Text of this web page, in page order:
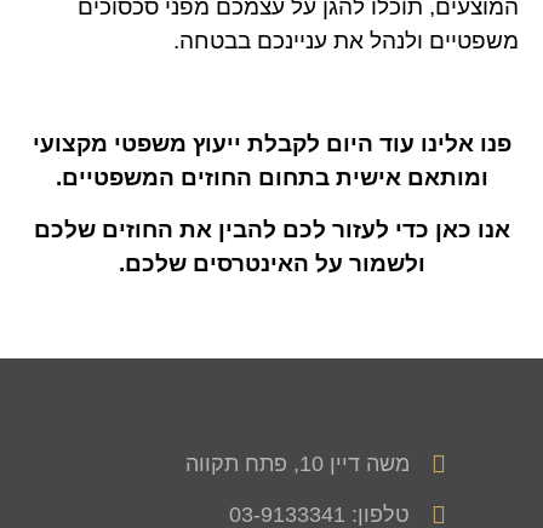
המוצעים, תוכלו להגן על עצמכם מפני סכסוכים
משפטיים ולנהל את עניינכם בבטחה.
פנו אלינו עוד היום לקבלת ייעוץ משפטי מקצועי
ומותאם אישית בתחום החוזים המשפטיים.
אנו כאן כדי לעזור לכם להבין את החוזים שלכם
ולשמור על האינטרסים שלכם.
משה דיין 10, פתח תקווה
טלפון: 03-9133341